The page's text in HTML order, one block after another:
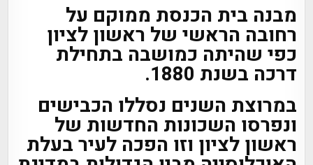
מבנה בית הכנסת ממוקם על
רחובה הראשי של ראשון לציון
כפי שהיתה כמושבה בתחילת
דרכה בשנת 1880.
במרוצת השנים נסללו הכבישים
ונפרסו השכונות החדשות של
ראשון לציון וזו הפכה לעיר בעלת